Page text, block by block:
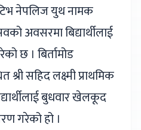
नेपलिज युथ नामक
अवसरमा बिद्यार्थीलाई
छ । बिर्तामोड
सहिद लक्ष्मी प्राथमिक
बुधवार खेलकूद
गरेको हो ।